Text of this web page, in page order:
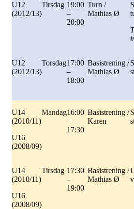
U12
(2012/13)
Tirsdag 19:00
–
20:00
Turn /
Mathias Ø
U12
(2012/13)
Torsdag17:00
–
18:00
Basistrening /
Mathias Ø
U14
(2010/11)
U16
(2008/09)
Mandag16:00
–
17:30
Basistrening /
Karen
U14
(2010/11)
U16
(2008/09)
Tirsdag 17:30
–
19:00
Basistrening /
Mathias Ø